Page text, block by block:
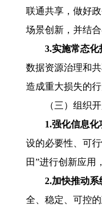
联通共享，做好
场景创新，并结
3.实施常态化
数据资源治理和
造成重大损失的行
（三）组织开
1.强化信息化
设的必要性、可
田”进行创新应用
2.加快推动系
全、稳定、可控